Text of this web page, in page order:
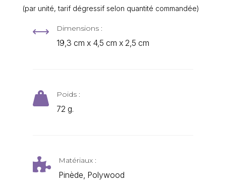
(par unité, tarif dégressif selon quantité commandée)
, Dimensions :
19,3 cm x 4,5 cm x 2,5 cm
 Poids :
72 g.
 Matériaux :
Pinède, Polywood